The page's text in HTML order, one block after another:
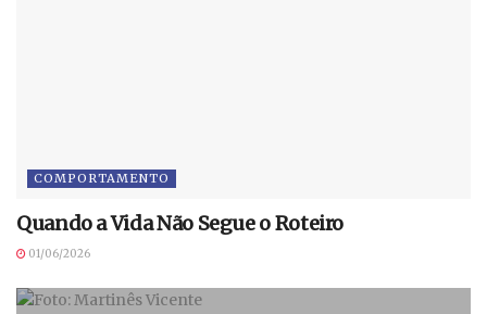
COMPORTAMENTO
Quando a Vida Não Segue o Roteiro
01/06/2026